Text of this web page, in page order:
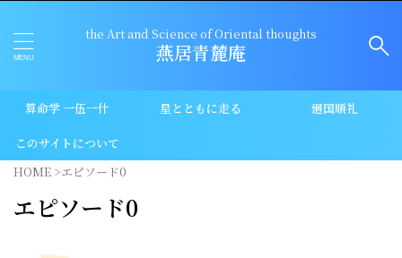
the Art and Science of Oriental thoughts
燕居青麓庵
算命学 一伍一什 星とともに走る 廻国順礼
このサイトについて
HOME >エピソード0
エピソード0